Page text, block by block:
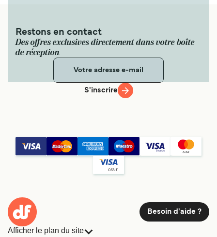
Restons en contact
Des offres exclusives directement dans votre boîte
de réception
S'inscrire
Besoin d'aide ?
Afficher le plan du site